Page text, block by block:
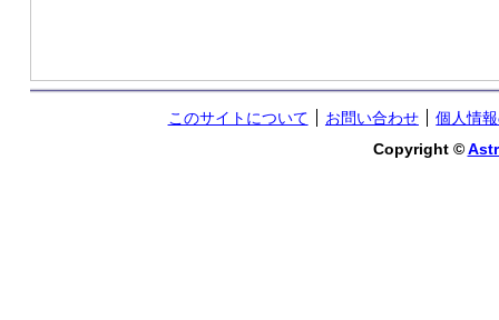
このサイトについて お問い合わせ
個人情
Copyright ©